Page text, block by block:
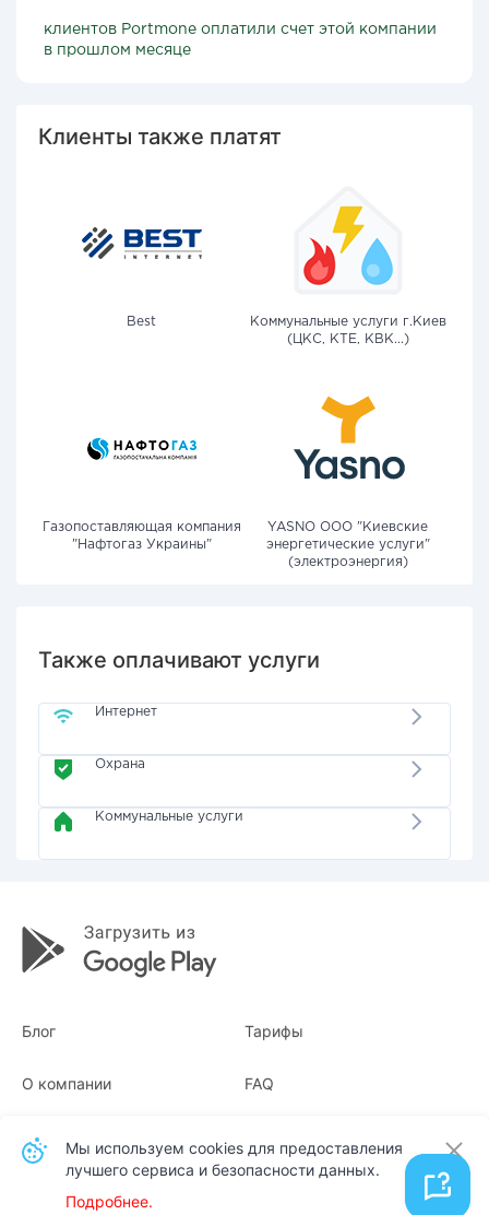
клиентов Portmone оплатили счет этой компании
в прошлом месяце
Клиенты также платят
Best
Коммунальные услуги г.Киев
(ЦКС, КТЕ, КВК...)
Газопоставляющая компания
"Нафтогаз Украины"
YASNO OOO "Киевские
энергетические услуги"
(электроэнергия)
Также оплачивают услуги
Интернет
Охрана
Коммунальные услуги
Блог Тарифы
О компании
Квитанции
FAQ
Мы используем cookies для предоставления
лучшего сервиса и безопасности данных.
Подробнее.